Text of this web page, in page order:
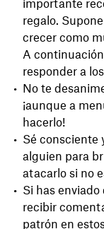
importante
regalo.
crecer como
A
responder a
No te
¡aunque a
hacerlo!
Sé consciente
alguien para
atacarlo si no
Si has enviado
recibir
patrón en